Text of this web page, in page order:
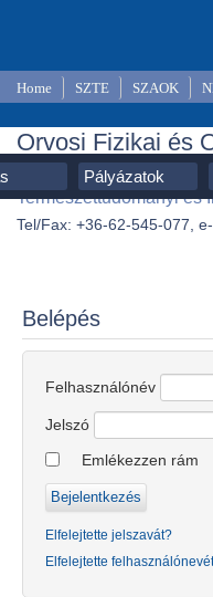
Home SZTE SZAOK
Orvosi Fizikai és
SZTE, Szent-Györgyi
Természettudományi és
Tel/Fax: +36-62-545-077,
Pályázatok
Belépés
Felhasználónév
Jelszó
Emlékezzen rám
Elfelejtette jelszavát?
Elfelejtette